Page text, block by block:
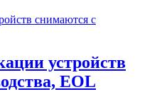
устройств
EOL